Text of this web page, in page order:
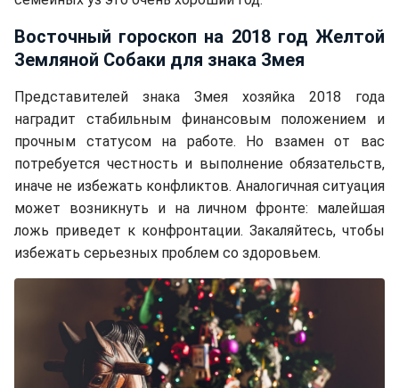
Восточный гороскоп на 2018 год Желтой
Земляной Собаки для знака Змея
Представителей знака Змея хозяйка 2018 года
наградит стабильным финансовым положением и
прочным статусом на работе. Но взамен от вас
потребуется честность и выполнение обязательств,
иначе не избежать конфликтов. Аналогичная ситуация
может возникнуть и на личном фронте: малейшая
ложь приведет к конфронтации. Закаляйтесь, чтобы
избежать серьезных проблем со здоровьем.